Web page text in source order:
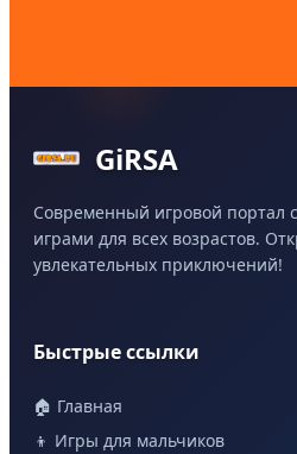
GiRSA
Современный игровой портал
играми для всех возрастов.
увлекательных приключений!
Быстрые ссылки
🏠 Главная
👦 Игры для мальчиков